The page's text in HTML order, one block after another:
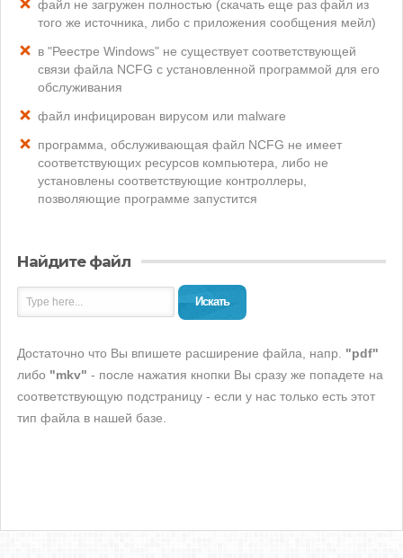
файл не загружен полностью (скачать еще раз файл из
того же источника, либо с приложения сообщения мейл)
в "Реестре Windows" не существует соответствующей
связи файла NCFG с установленной программой для его
обслуживания
файл инфицирован вирусом или malware
программа, обслуживающая файл NCFG не имеет
соответствующих ресурсов компьютера, либо не
установлены соответствующие контроллеры,
позволяющие программе запустится
Найдите файл
Искать
Достаточно что Вы впишете расширение файла, напр. "pdf"
либо "mkv" - после нажатия кнопки Вы сразу же попадете на
соответствующую подстраницу - если у нас только есть этот
тип файла в нашей базе.